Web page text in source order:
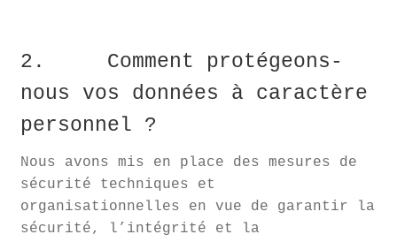
2. Comment protégeons-
nous vos données à caractère
personnel ?
Nous avons mis en place des mesures de
sécurité techniques et
organisationnelles en vue de garantir la
sécurité, l’intégrité et la